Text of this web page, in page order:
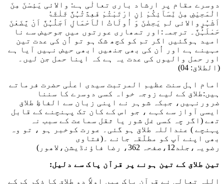
دوسرے مقام پر ارشاد باری تعالٰی ہے: والائی یَئِسْنَ مِنَ
الْمَحِیْضِ مِنْ نِّسَآئِکُمْ اِنِ ارْتَبْتُمْ فَعِدَّتُہُنَّ ثَلٰثَۃُ
اَشْہُرٍوالائی لم یَحِضْنَ وَ اُولَاتُ الْاَحْمَالِ اَجَلُہُنَّ اَنْ یَّضَعْنَ
حَمْلَہُنَّ۔ ترجمہ:اور تمھاری عورتوں میں جوحیض سے نا
امید ہوگئیں اگر تم کو کچھ شک ہو تو اُن کی عدت تین
مہینے ہے اور اُن کی بھی جنھیں ابھی حیض نہیں آیا ہے
اور حمل والیوں کی عدت یہ ہے کہ اپنا حمل جن لیں۔
(الطلاق: 04)
امام اہل سنت عظیم المرتبت سیدی اعلٰی حضرت فرماتے
ہیں:طلاق کے لیے زوجہ خواہ کسی دوسرے کا سننا
ضرورنہیں، جبکہ شوہر نے اپنی زبان سے الفاظِ طلاق
ایسی آواز سے کہے ، جو اس کے کان تک پہنچنے کے قابل
تھے (اگر چہ کسی غل شور یا ثقل سماعت کے سبب نہ
پہنچے ) عنداللہ طلاق ہو گئی۔ عورت کوخبر ہو ، تو وہ
بھی اپنے آپ کو مطلّقہ جانے ۔(فتاوی
رضویہ،جلد12،صفحہ 362، رضا فاؤنڈیشن،لاھور)
تین طلاق کے تین ہونے پر قرآن پاک سے دلیل:
اللہ تعالی نے قرآن پاک میں اولاً دو طلاق کا ذکر کرکے